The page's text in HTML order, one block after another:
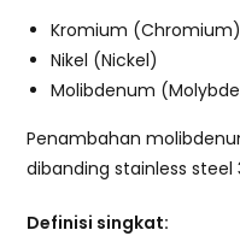
Kromium (Chromium)
Nikel (Nickel)
Molibdenum
Penambahan
dibanding stainless steel
Definisi singkat: